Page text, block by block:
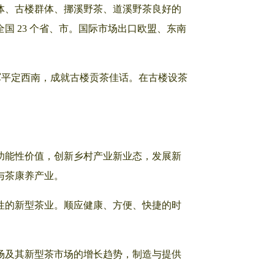
、古楼群体、挪溪野茶、道溪野茶良好的
23 个省、市。国际市场出口欧盟、东南
定西南，成就古楼贡茶佳话。在古楼设茶
能性价值，创新乡村产业新业态，发展新
康养产业。
的新型茶业。顺应健康、方便、快捷的时
及其新型茶市场的增长趋势，制造与提供